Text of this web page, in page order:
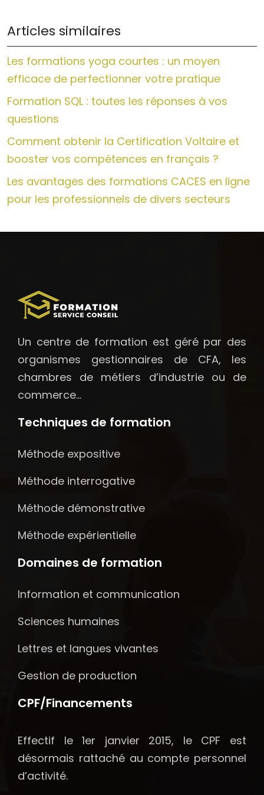
Articles similaires
Les formations yoga courtes : un moyen
efficace de perfectionner votre pratique
Formation SQL : toutes les réponses à vos
questions
Comment obtenir la Certification Voltaire et
booster vos compétences en français ?
Les avantages des formations CACES en ligne
pour les professionnels de divers secteurs
Un centre de formation est géré par des
organismes gestionnaires de CFA, les
chambres de métiers d’industrie ou de
commerce…
Techniques de formation
Méthode expositive
Méthode interrogative
Méthode démonstrative
Méthode expérientielle
Domaines de formation
Information et communication
Sciences humaines
Lettres et langues vivantes
Gestion de production
CPF/Financements
Effectif le 1er janvier 2015, le CPF est
désormais rattaché au compte personnel
d’activité.